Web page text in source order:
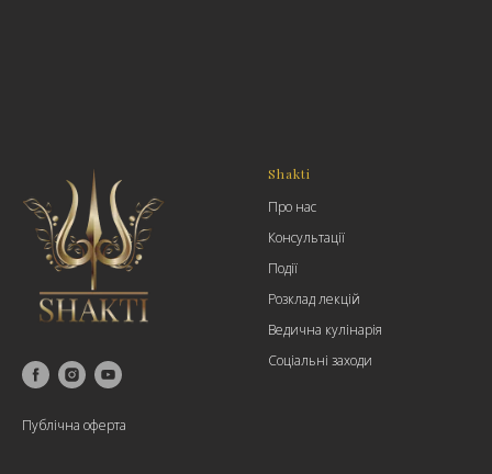
Публічна оферта
Shakti
Про нас
Консультації
Події
Розклад лекцій
Ведична кулінарія
Соціальні заходи